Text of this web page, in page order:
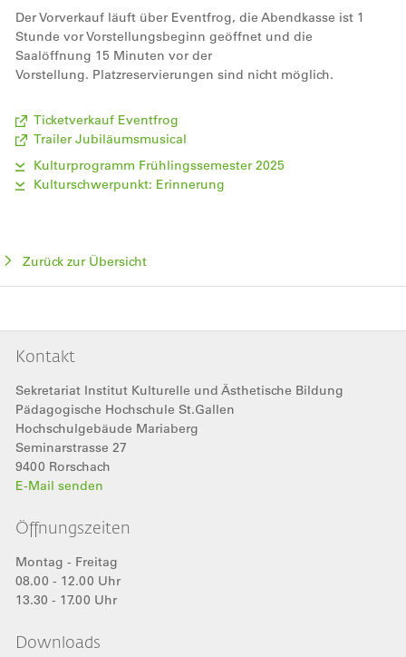
Der Vorverkauf läuft über Eventfrog, die Abendkasse ist 1
Stunde vor Vorstellungsbeginn geöffnet und die
Saalöffnung 15 Minuten vor der
Vorstellung. Platzreservierungen sind nicht möglich.
Ticketverkauf Eventfrog
Trailer Jubiläumsmusical
Kulturprogramm Frühlingssemester 2025
Kulturschwerpunkt: Erinnerung
Zurück zur Übersicht
Kontakt
Sekretariat Institut Kulturelle und Ästhetische Bildung
Pädagogische Hochschule St.Gallen
Hochschulgebäude Mariaberg
Seminarstrasse 27
9400 Rorschach
E-Mail senden
Öffnungszeiten
Montag - Freitag
08.00 - 12.00 Uhr
13.30 - 17.00 Uhr
Downloads